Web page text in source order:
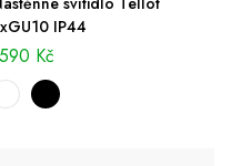
IP44
Kč